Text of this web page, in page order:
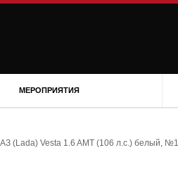
МЕРОПРИЯТИЯ
(Lada) Vesta 1.6 AMT (106 л.с.) белый,